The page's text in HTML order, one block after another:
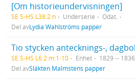
[Om historieundervisningen]
SE S-HS L38:2:n Underserie
Odat.
Del avLydia Wahlströms papper
SE S-HS L6:2:m:1-10 Enhet
1829 -- 1836
Del avSläkten Malmstens papper